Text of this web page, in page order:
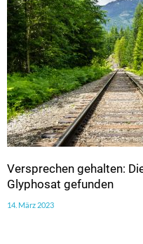
Versprechen gehalten:
Glyphosat gefunden
14. März 2023